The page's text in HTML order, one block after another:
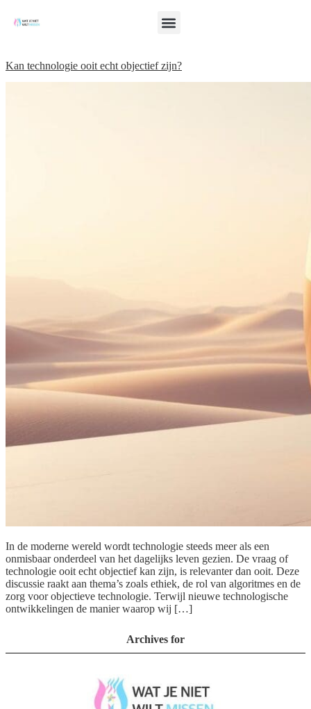
Kan technologie ooit echt objectief zijn?
In de moderne wereld wordt technologie steeds meer als een
onmisbaar onderdeel van het dagelijks leven gezien. De vraag of
technologie ooit echt objectief kan zijn, is relevanter dan ooit. Deze
discussie raakt aan thema’s zoals ethiek, de rol van algoritmes en de
zorg voor objectieve technologie. Terwijl nieuwe technologische
ontwikkelingen de manier waarop wij […]
Archives for